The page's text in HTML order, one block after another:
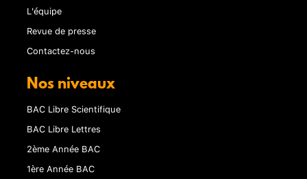
L'équipe
Revue de presse
Contactez-nous
Nos niveaux
BAC Libre Scientifique
BAC Libre Lettres
2ème Année BAC
1ère Année BAC